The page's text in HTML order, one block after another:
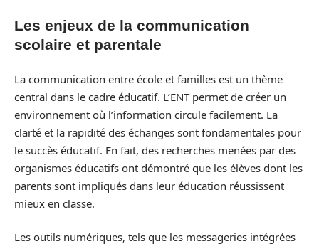
Les enjeux de la communication
scolaire et parentale
La communication entre école et familles est un thème
central dans le cadre éducatif. L’ENT permet de créer un
environnement où l’information circule facilement. La
clarté et la rapidité des échanges sont fondamentales pour
le succès éducatif. En fait, des recherches menées par des
organismes éducatifs ont démontré que les élèves dont les
parents sont impliqués dans leur éducation réussissent
mieux en classe.
Les outils numériques, tels que les messageries intégrées